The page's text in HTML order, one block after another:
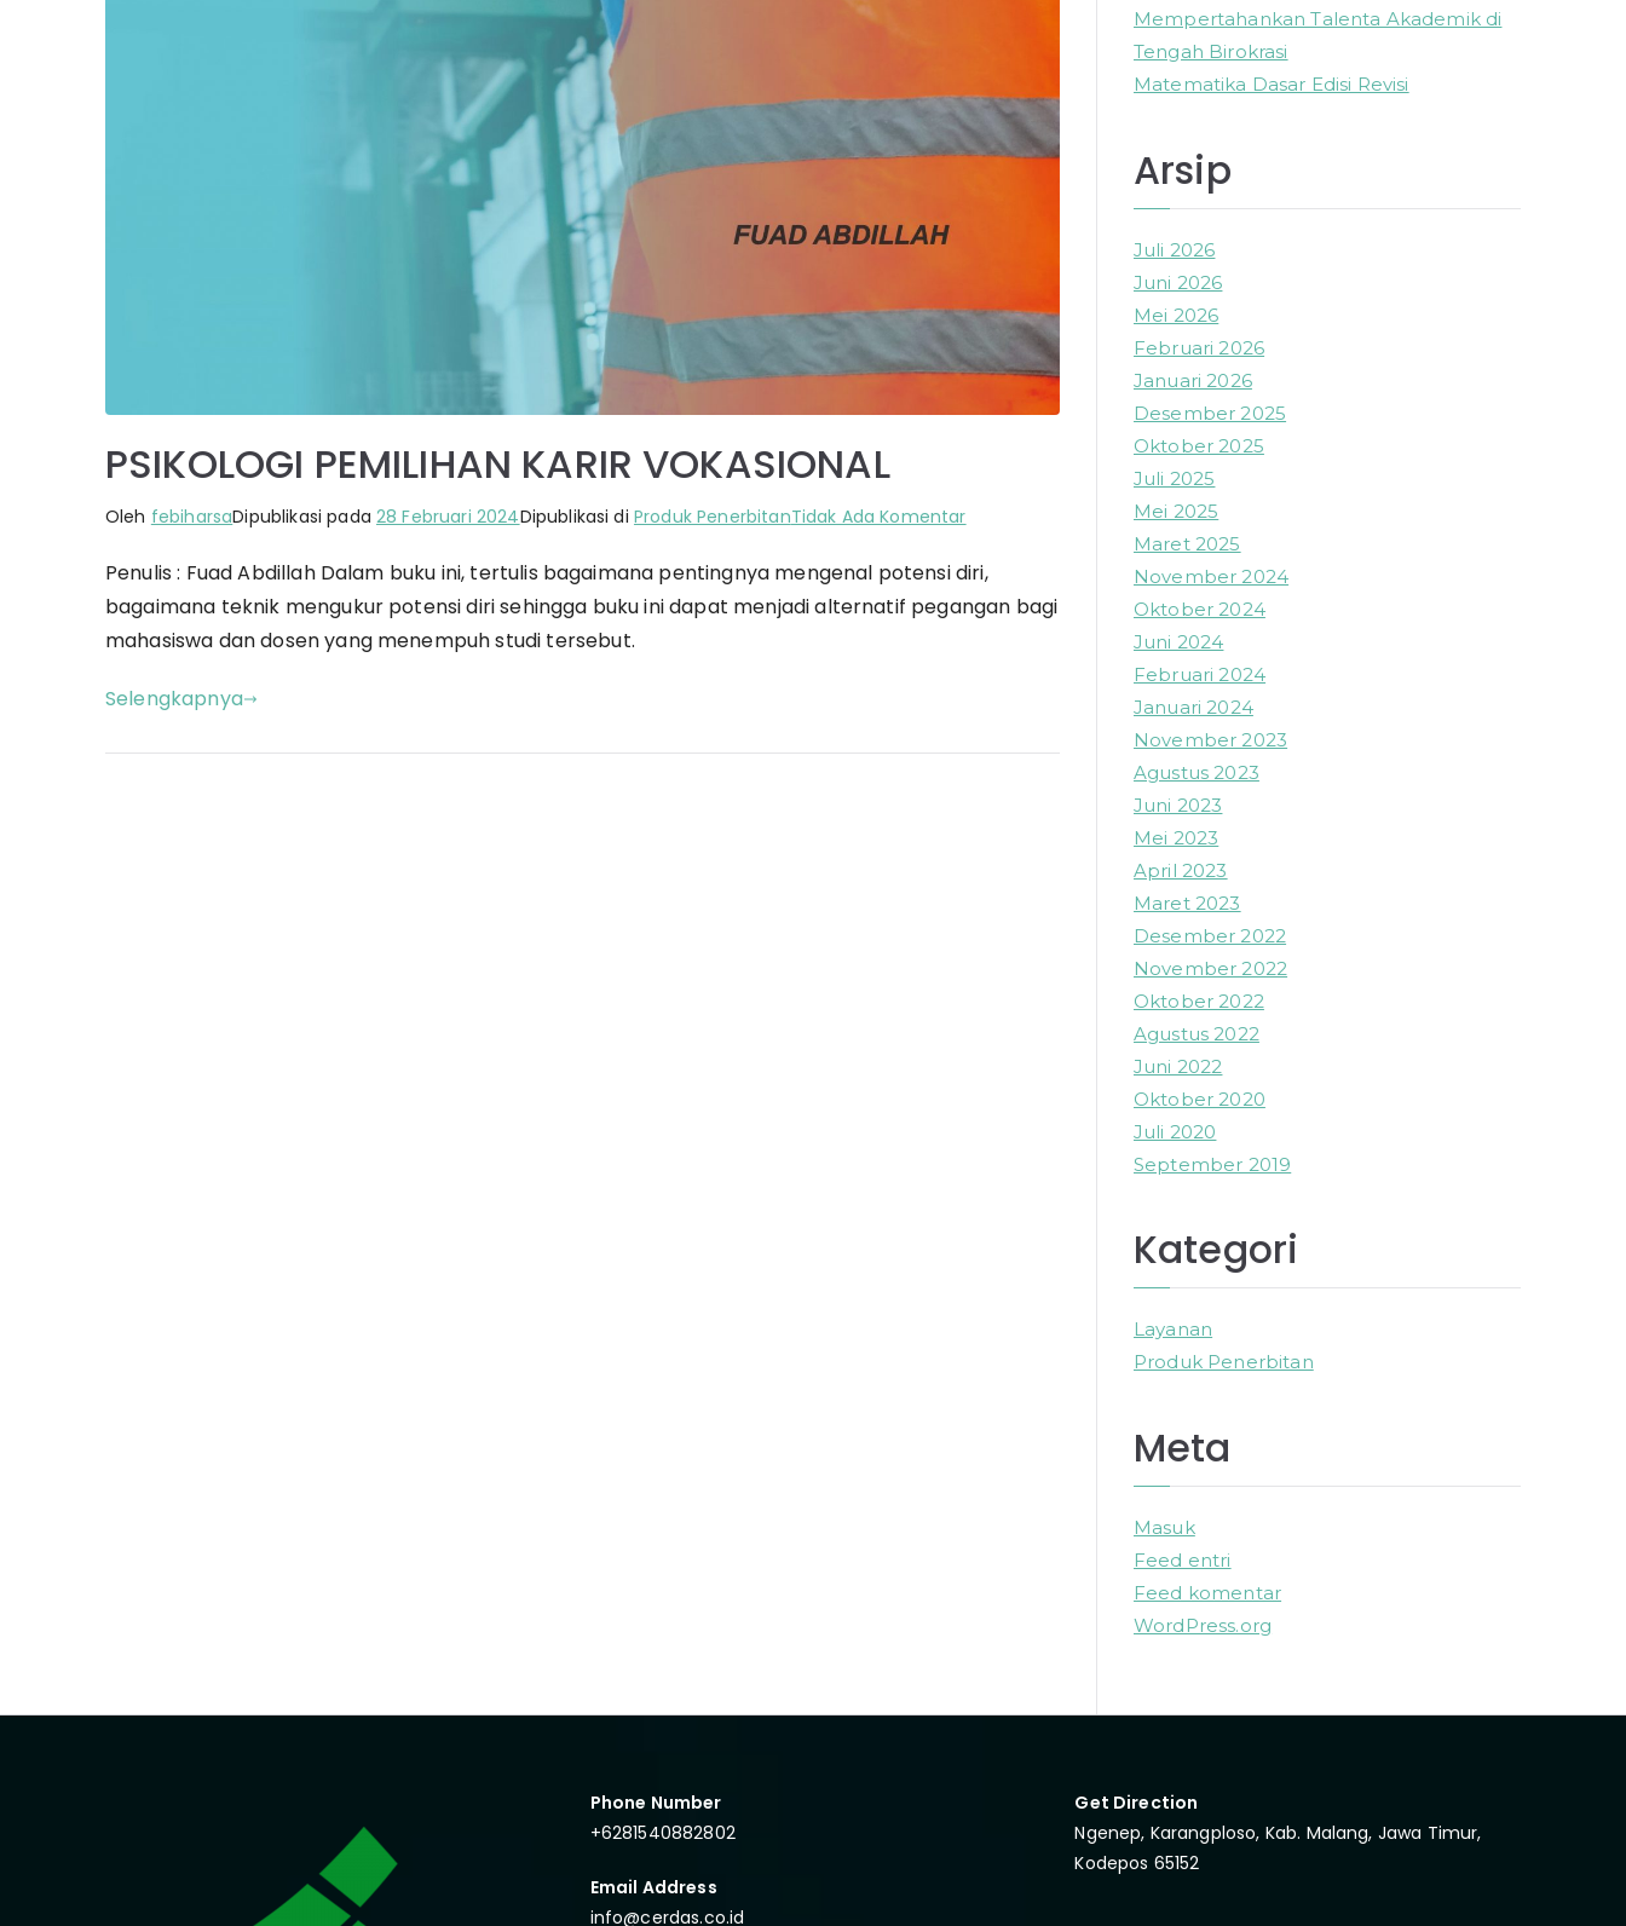
PSIKOLOGI PEMILIHAN KARIR VOKASIONAL
Oleh febiharsaDipublikasi pada 28 Februari 2024Dipublikasi di Produk PenerbitanTidak Ada Komentarpada
PEMILIHAN
KARIR
Penulis : Fuad Abdillah Dalam buku ini, tertulis bagaimana pentingnya mengenal potensi diri,
bagaimana teknik mengukur potensi diri sehingga buku ini dapat menjadi alternatif pegangan bagi
mahasiswa dan dosen yang menempuh studi tersebut.
Selengkapnya
Mempertahankan Talenta Akademik di
Tengah Birokrasi
Matematika Dasar Edisi Revisi
Arsip
Juli 2026
Juni 2026
Mei 2026
Februari 2026
Januari 2026
Desember 2025
Oktober 2025
Juli 2025
Mei 2025
Maret 2025
November 2024
Oktober 2024
Juni 2024
Februari 2024
Januari 2024
November 2023
Agustus 2023
Juni 2023
Mei 2023
April 2023
Maret 2023
Desember 2022
November 2022
Oktober 2022
Agustus 2022
Juni 2022
Oktober 2020
Juli 2020
September 2019
Kategori
Layanan
Produk Penerbitan
Meta
Masuk
Feed entri
Feed komentar
WordPress.org
Phone Number
+6281540882802
Email Address
info@cerdas.co.id
Get Direction
Ngenep, Karangploso, Kab. Malang, Jawa Timur,
Kodepos 65152